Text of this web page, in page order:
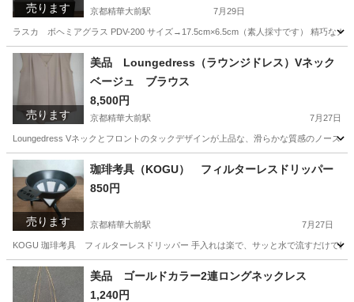
売ります 京都精華大前駅 7月29日
ラスカ ボヘミアグラス PDV-200 サイズ→17.5cm×6.5cm（素人採寸です） 精巧なカ
京都 京都市 京都精華大前駅 インテリア雑貨/小物
売ります
美品 Loungedress（ラウンジドレス）Vネック
ベージュ ブラウス
8,500円
京都精華大前駅 7月27日
Loungedress Vネックとフロントのタックデザインが上品な、滑らかな質感のノース
京都 京都市 京都精華大前駅 カットソー ラウンジドレス
売ります
珈琲考具（KOGU） フィルターレスドリッパー
850円
京都精華大前駅 7月27日
KOGU 珈琲考具 フィルターレスドリッパー 手入れは楽で、サッと水で流すだけで粉
京都 京都市 京都精華大前駅 食器
美品 ゴールドカラー2連ロングネックレス
1,240円